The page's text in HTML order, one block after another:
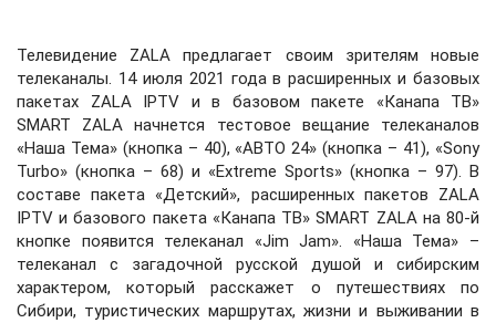
Телевидение ZALA предлагает своим зрителям новые
телеканалы. 14 июля 2021 года в расширенных и базовых
пакетах ZALA IPTV и в базовом пакете «Канапа ТВ»
SMART ZALA начнется тестовое вещание телеканалов
«Наша Тема» (кнопка – 40), «АВТО 24» (кнопка – 41), «Sony
Turbo» (кнопка – 68) и «Extreme Sports» (кнопка – 97). В
составе пакета «Детский», расширенных пакетов ZALA
IPTV и базового пакета «Канапа ТВ» SMART ZALA на 80-й
кнопке появится телеканал «Jim Jam». «Наша Тема» –
телеканал с загадочной русской душой и сибирским
характером, который расскажет о путешествиях по
Сибири, туристических маршрутах, жизни и выживании в